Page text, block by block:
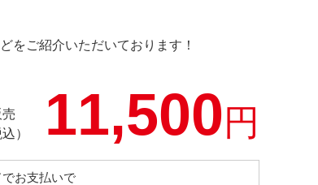
をご紹介いただいております！
）
11,500円
お支払いで